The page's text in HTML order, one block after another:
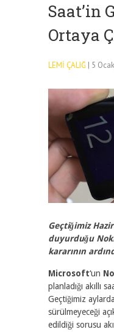
Saat’in
Ortaya
LEMI ÇALIĞ | 5
Geçtiğimiz
duyurduğu
kararının
Microsoft‘un
planladığı akıllı
Geçtiğimiz
sürülmeyeceği
edildiği sorusu